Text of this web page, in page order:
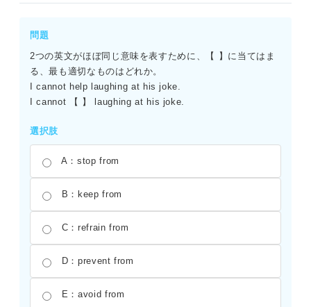
問題
2つの英文がほぼ同じ意味を表すために、【 】に当てはま
る、最も適切なものはどれか。
I cannot help laughing at his joke.
I cannot 【 】 laughing at his joke.
選択肢
A：stop from
B：keep from
C：refrain from
D：prevent from
E：avoid from